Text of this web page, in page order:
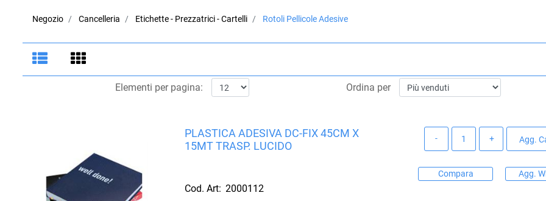
Negozio Cancelleria Etichette - Prezzatrici - Cartelli Rotoli Pellicole Adesive
Ordina per
Elementi per pagina:
PLASTICA ADESIVA DC-FIX 45CM X
15MT TRASP. LUCIDO
Cod. Art: 2000112
Agg.
Compara Agg.